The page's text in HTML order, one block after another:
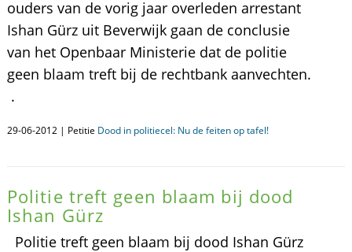
ouders van de vorig jaar overleden arrestant
Ishan Gürz uit Beverwijk gaan de conclusie
van het Openbaar Ministerie dat de politie
geen blaam treft bij de rechtbank aanvechten.
.
29-06-2012 | Petitie Dood in politiecel: Nu de feiten op tafel!
Politie treft geen blaam bij dood
Ishan Gürz
Politie treft geen blaam bij dood Ishan Gürz